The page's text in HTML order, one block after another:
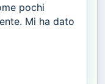
pochi
Mi ha dato